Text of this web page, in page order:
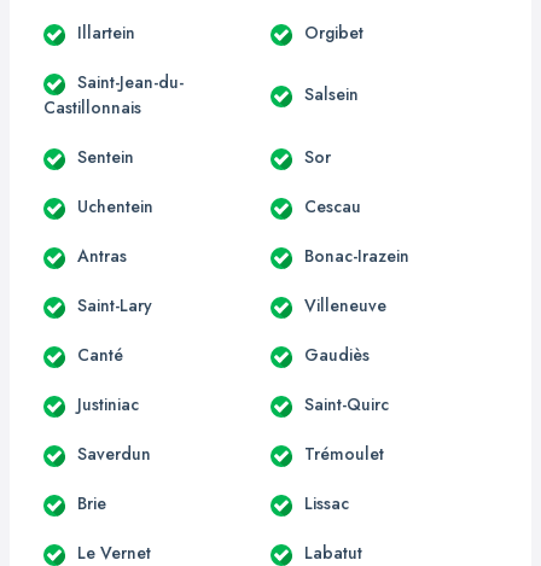
Illartein Orgibet
Saint-Jean-du-
Castillonnais
Salsein
Sentein Sor
Uchentein Cescau
Antras Bonac-Irazein
Saint-Lary Villeneuve
Canté Gaudiès
Justiniac Saint-Quirc
Saverdun Trémoulet
Brie Lissac
Le Vernet Labatut